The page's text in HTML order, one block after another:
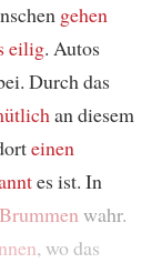
gehen
eilig. Autos
Durch das
an diesem
einen
es ist. In
wahr.
, wo das